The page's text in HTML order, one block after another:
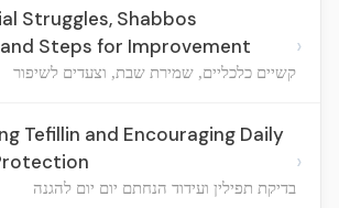
Struggles, Shabbos
Steps for Improvement
קשיים כלכליים, שמירת שבת, וצעדים לשיפור
›
Tefillin and Encouraging Daily
בדיקת תפילין ועידוד הנחתם יום יום להגנה
›